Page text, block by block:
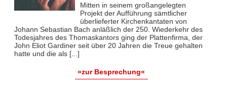
Mitten in seinem großangelegten
Projekt der Aufführung sämtlicher
überlieferter Kirchenkantaten von
Johann Sebastian Bach anläßlich der 250. Wiederkehr des
Todesjahres des Thomaskantors ging der Plattenfirma, der
John Eliot Gardiner seit über 20 Jahren die Treue gehalten
hatte und die als [...]
»zur Besprechung«